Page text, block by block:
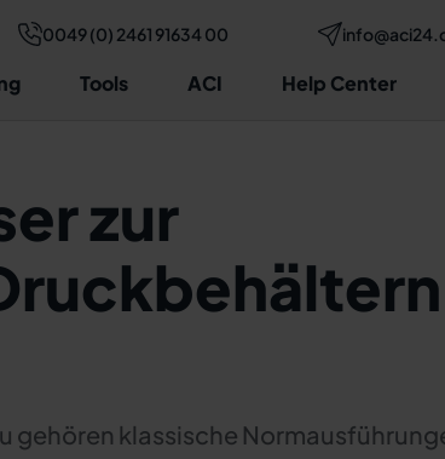
0049 (0) 2461 91634 00
Tools ACI Help Center
zur
gehören klassische